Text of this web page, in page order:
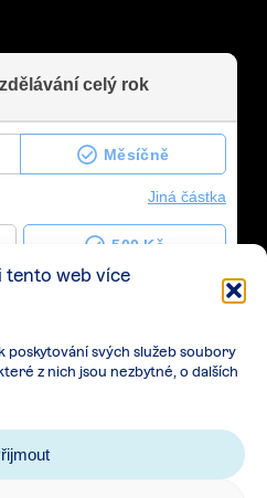
tento web více
poskytování svých služeb soubory
z nich jsou nezbytné, o dalších